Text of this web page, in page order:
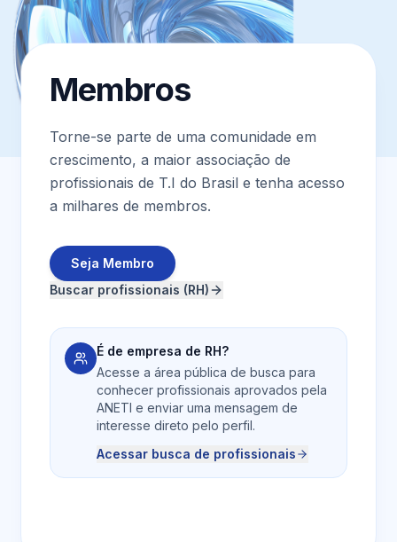
Membros
Torne-se parte de uma comunidade em
crescimento, a maior associação de
profissionais de T.I do Brasil e tenha acesso
a milhares de membros.
Seja Membro
Buscar profissionais (RH)
É de empresa de RH?
Acesse a área pública de busca para
conhecer profissionais aprovados pela
ANETI e enviar uma mensagem de
interesse direto pelo perfil.
Acessar busca de profissionais